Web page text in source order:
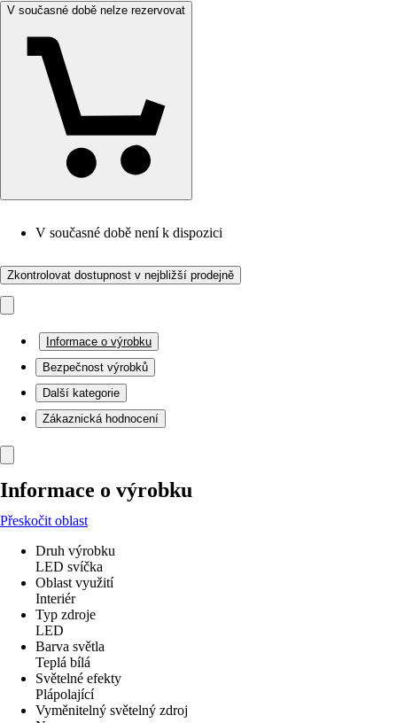
V současné době nelze rezervovat
V současné době není k dispozici
Zkontrolovat dostupnost v nejbližší prodejně
Informace o výrobku
Bezpečnost výrobků
Další kategorie
Zákaznická hodnocení
Informace o výrobku
Přeskočit oblast
Druh výrobku
LED svíčka
Oblast využití
Interiér
Typ zdroje
LED
Barva světla
Teplá bílá
Světelné efekty
Plápolající
Vyměnitelný světelný zdroj